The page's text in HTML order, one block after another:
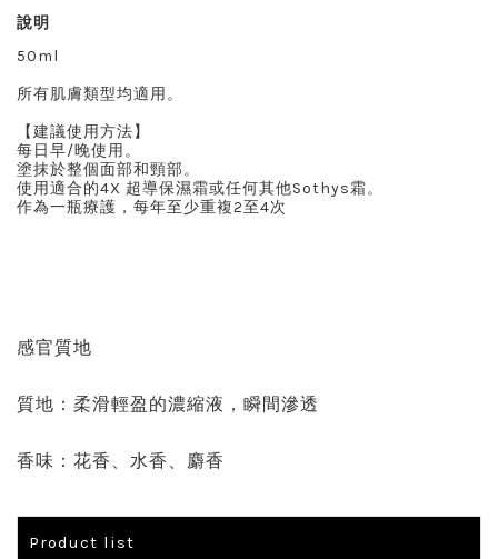
說明
50ml
所有肌膚類型均適用。
【建議使用方法】
每日早/晚使用。
塗抹於整個面部和頸部。
使用適合的4X 超導保濕霜或任何其他Sothys霜。
作為一瓶療護，每年至少重複2至4次
感官質地
質地：柔滑輕盈的濃縮液，瞬間滲透
香味：花香、水香、麝香
Product list